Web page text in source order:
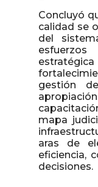
Concluyó
calidad se
del
gestión
mapa
aras de
eficiencia,
decisiones.